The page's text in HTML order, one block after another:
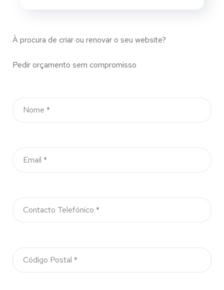
À procura de criar ou renovar o seu website?
Pedir orçamento sem compromisso